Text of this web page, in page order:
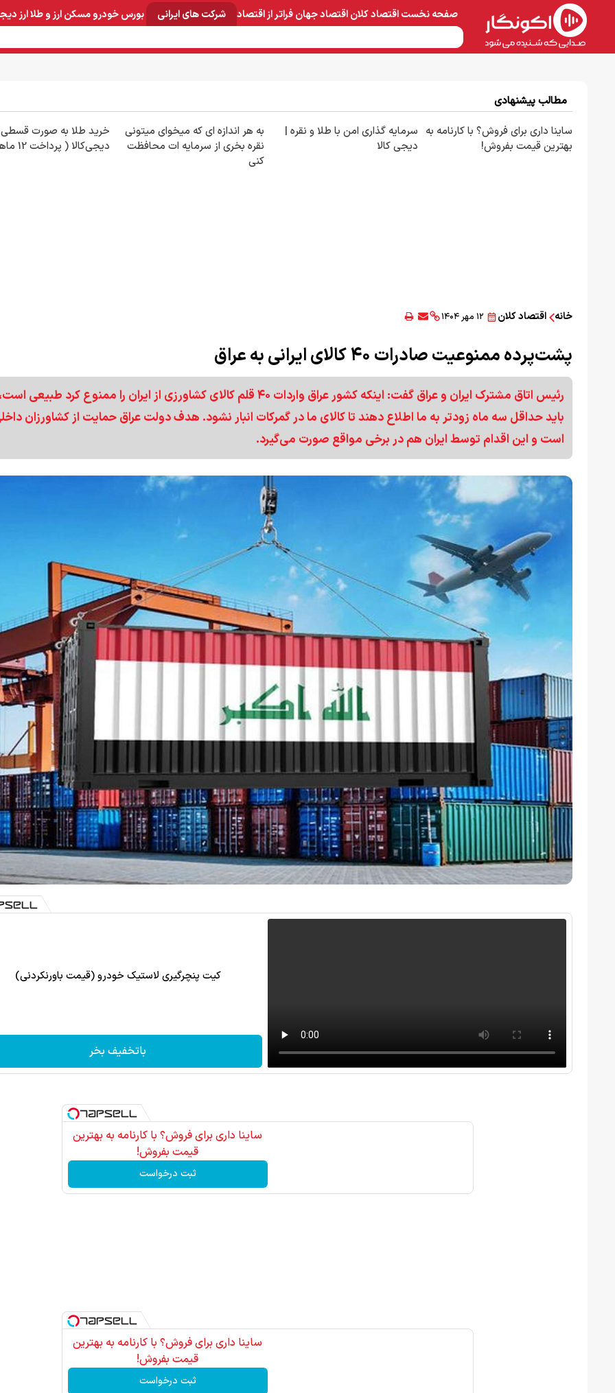
صفحه نخستاقتصاد کلاناقتصاد جهانفراتر از اقتصاد شرکت های ایرانی بورسخودرومسکنارز و طلاارز
مطالب پیشنهادی
ساینا داری برای فروش؟ با کارنامه به
بهترین قیمت بفروش!
سرمایه گذاری امن با طلا و نقره |
دیجی کالا
به هر اندازه ای که میخوای میتونی
نقره بخری از سرمایه ات محافظت
کنی
خرید طلا به صورت قسطی
دیجی‌کالا ( پرداخت 12 ماهه )
خانه اقتصاد کلان ۱۲ مهر ۱۴۰۴
پشت‌پرده ممنوعیت صادرات ۴۰ کالای ایرانی به عراق
رئیس اتاق مشترک ایران و عراق گفت: اینکه کشور عراق واردات ۴۰ قلم کالای کشاورزی از ایران را ممنوع کرد طبیعی
باید حداقل سه ماه زودتر به ما اطلاع دهند تا کالای ما در گمرکات انبار نشود. هدف دولت عراق حمایت از کشاورزان
است و این اقدام توسط ایران هم در برخی مواقع صورت می‌گیرد.
کیت پنچرگیری لاستیک خودرو (قیمت باورنکردنی)
باتخفیف بخر
ساینا داری برای فروش؟ با کارنامه به بهترین
قیمت بفروش!
ثبت درخواست
ساینا داری برای فروش؟ با کارنامه به بهترین
قیمت بفروش!
ثبت درخواست